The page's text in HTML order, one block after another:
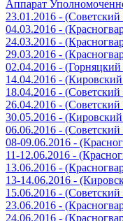
Аппарат
23.01.2016 -
04.03.2016 -
24.03.2016 -
29.03.2016 -
02.04.2016 -
14.04.2016 -
18.04.2016 -
26.04.2016 -
30.05.2016 -
06.06.2016 -
08-09.06.2016 -
11-12.06.2016 -
13.06.2016 -
13-14.06.2016 -
15.06.2016 -
23.06.2016 -
24.06.2016 -